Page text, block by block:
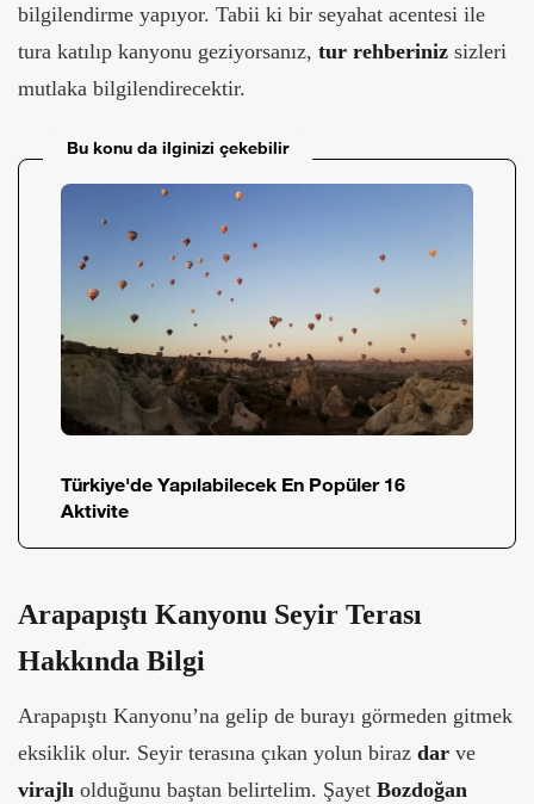
bilgilendirme yapıyor. Tabii ki bir seyahat acentesi ile
tura katılıp kanyonu geziyorsanız, tur rehberiniz sizleri
mutlaka bilgilendirecektir.
Bu konu da ilginizi çekebilir
Türkiye'de Yapılabilecek En Popüler 16
Aktivite
Arapapıştı Kanyonu Seyir Terası
Hakkında Bilgi
Arapapıştı Kanyonu’na gelip de burayı görmeden gitmek
eksiklik olur. Seyir terasına çıkan yolun biraz dar ve
virajlı olduğunu baştan belirtelim. Şayet Bozdoğan